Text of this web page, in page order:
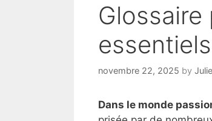
essentiels
novembre 22, 2025 by
Dans le monde